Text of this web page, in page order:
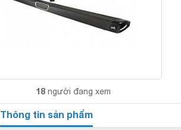
18 người đang xem
Thông tin sản phẩm